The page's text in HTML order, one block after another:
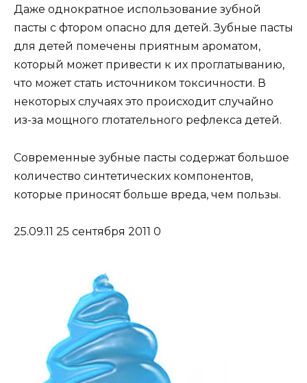
Даже однократное использование зубной
пасты с фтором опасно для детей. Зубные пасты
для детей помечены приятным ароматом,
который может привести к их проглатыванию,
что может стать источником токсичности. В
некоторых случаях это происходит случайно
из-за мощного глотательного рефлекса детей.
Современные зубные пасты содержат большое
количество синтетических компонентов,
которые приносят больше вреда, чем пользы.
25.09.11 25 сентября 2011 0